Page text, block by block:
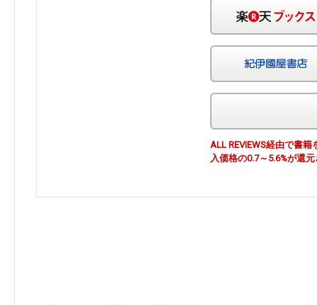
ALL REVIEWS経由で書
入価格の0.7～5.6%が還